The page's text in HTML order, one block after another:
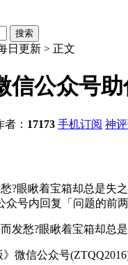
日更新 > 正文
信公众号
者： 17173 手机订阅 神
?眼瞅着宝箱却总是
内回复「问题的前
愁?眼瞅着宝箱却总是
信公众号(ZTQQ2016)